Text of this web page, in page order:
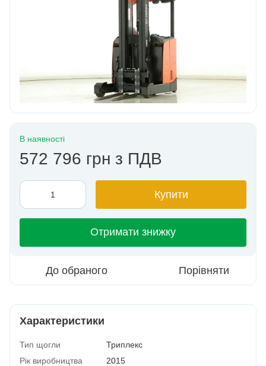
В наявності
572 796 грн з ПДВ
Купити
Отримати знижку
До обраного Порівняти
Характеристики
Тип щогли
Триплекс
Рік виробництва
2015